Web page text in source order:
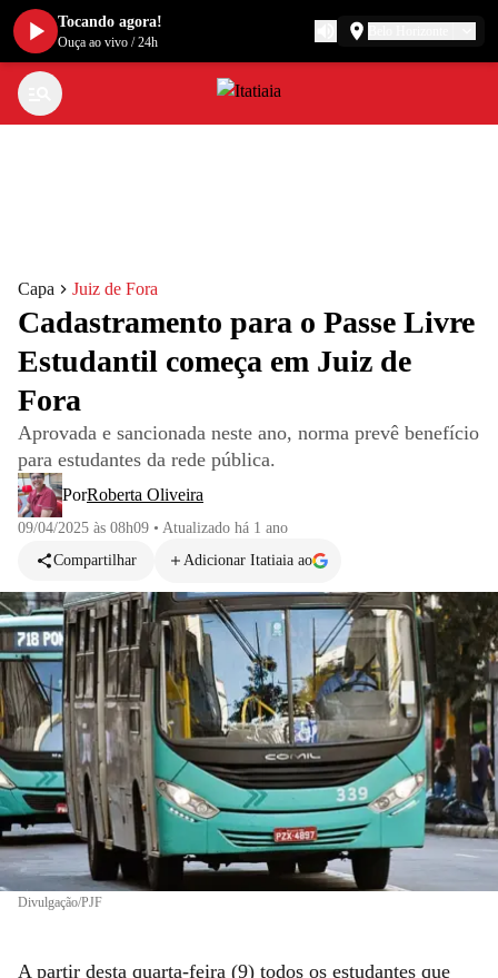
Capa Juiz de Fora
Cadastramento para o Passe Livre
Estudantil começa em Juiz de
Fora
Aprovada e sancionada neste ano, norma prevê benefício
para estudantes da rede pública.
PorRoberta Oliveira
09/04/2025 às 08h09 • Atualizado há 1 ano
Compartilhar
Adicionar Itatiaia ao
Divulgação/PJF
A partir desta quarta-feira (9) todos os estudantes que
Tocando agora!
Ouça ao vivo /24h